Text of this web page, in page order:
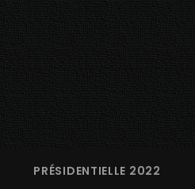
PRÉSIDENTIELLE 2022